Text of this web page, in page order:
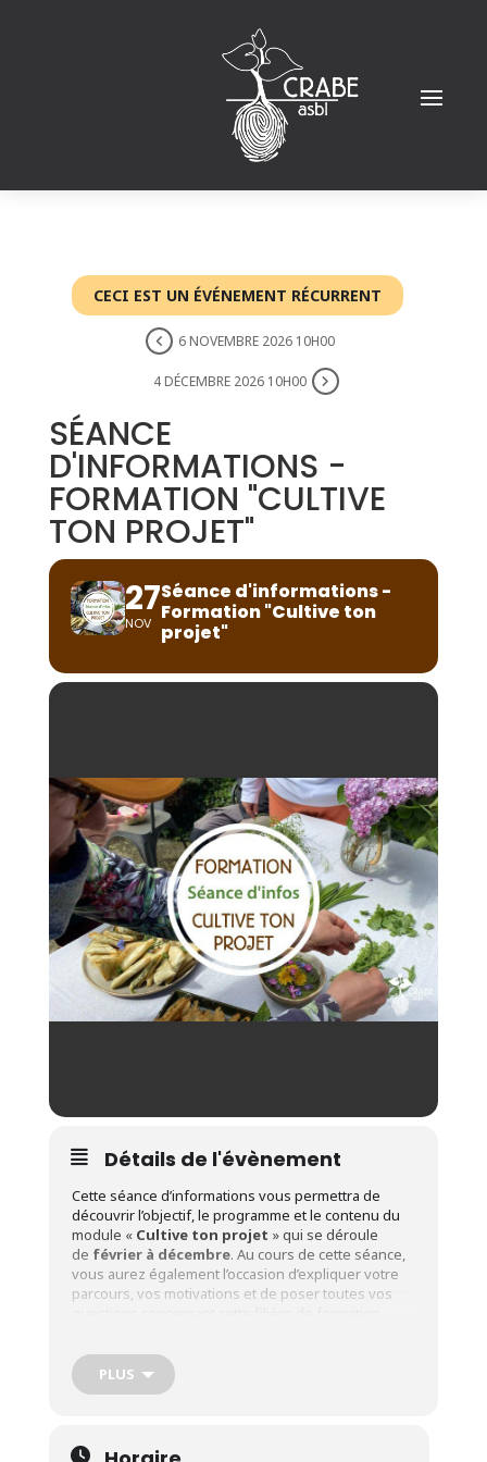
CECI EST UN ÉVÉNEMENT RÉCURRENT
6 NOVEMBRE 2026 10H00
4 DÉCEMBRE 2026 10H00
SÉANCE
D'INFORMATIONS -
FORMATION "CULTIVE
TON PROJET"
27
NOV
Séance d'informations -
Formation "Cultive ton
projet"
Détails de l'évènement
Cette séance d’informations vous permettra de
découvrir l’objectif, le programme et le contenu du
module « Cultive ton projet » qui se déroule
de février à décembre. Au cours de cette séance,
vous aurez également l’occasion d’expliquer votre
parcours, vos motivations et de poser toutes vos
Jodoigne
A qui s’adresse ce module de formation ?
en action progressivement.
PLUS